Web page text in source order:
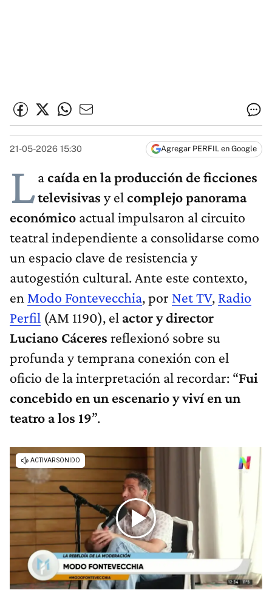
21-05-2026 15:30 Agregar PERFIL en Google
Lacaída en la producción de ficciones
televisivas y el complejo panorama
económico actual impulsaron al circuito
teatral independiente a consolidarse como
un espacio clave de resistencia y
autogestión cultural. Ante este contexto,
en Modo Fontevecchia, por Net TV, Radio
Perfil (AM 1190), el actor y director
Luciano Cáceres reflexionó sobre su
profunda y temprana conexión con el
oficio de la interpretación al recordar: “Fui
concebido en un escenario y viví en un
teatro a los 19”.